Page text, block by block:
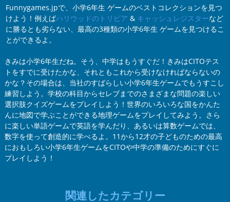
Funnygames.jpで、小学6年生 ゲームのベストコレクションを見つ
けよう！例えばハリウッドのトリビア & キャッシュレジスターなど
に勝るとも劣らない、最高の3種類の小学6年生 ゲームを見つけるこ
とができるよ。
きみは小学6年生だね。そう、中学はもうすぐだ！きみはCITOテス
トをすでに受けたかな、それともこれから受けなければならないの
かな？その場合は、当社のすばらしい小学6年生ゲームでもうすこし
練習しよう。学校の科目からセレブまでのさまざまな問題の楽しい
選択肢クイズゲームをプレイしよう！世界のいろいろな国をかんた
んに地図で学ぶことができる地理ゲームをプレイしてみよう。さら
に楽しい単語ゲームで英語を学んだり、あるいは算数ゲームでは、
数字を使って創造的に学べるよ。11から12才の子どものための最高
におもしろい小学6年生ゲームをCITOや中学の準備のためにすぐに
プレイしよう！
関連したカテゴリー